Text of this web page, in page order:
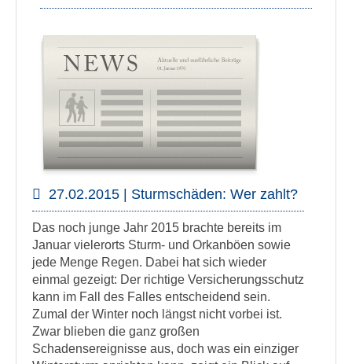
27.02.2015 | Sturmschäden: Wer zahlt?
Das noch junge Jahr 2015 brachte bereits im
Januar vielerorts Sturm- und Orkanböen sowie
jede Menge Regen. Dabei hat sich wieder
einmal gezeigt: Der richtige Versicherungsschutz
kann im Fall des Falles entscheidend sein.
Zumal der Winter noch längst nicht vorbei ist.
Zwar blieben die ganz großen
Schadensereignisse aus, doch was ein einziger